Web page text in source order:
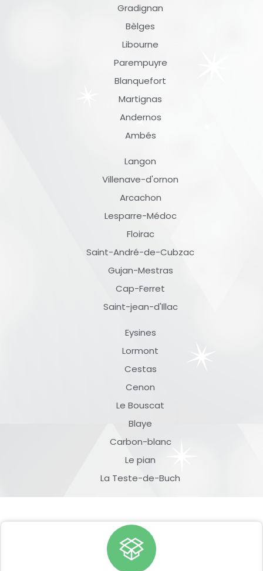
Gradignan
Bèlges
Libourne
Parempuyre
Blanquefort
Martignas
Andernos
Ambés
Langon
Villenave-d'ornon
Arcachon
Lesparre-Médoc
Floirac
Saint-André-de-Cubzac
Gujan-Mestras
Cap-Ferret
Saint-jean-d'Illac
Eysines
Lormont
Cestas
Cenon
Le Bouscat
Blaye
Carbon-blanc
Le pian
La Teste-de-Buch